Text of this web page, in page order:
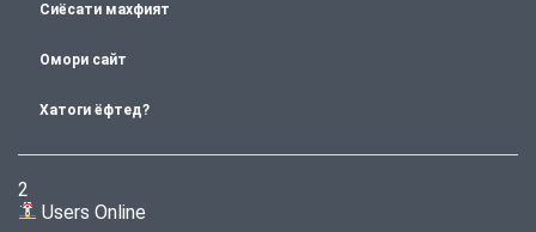
Сиёсати махфият
Омори сайт
Хатоги ёфтед?
2
Users Online